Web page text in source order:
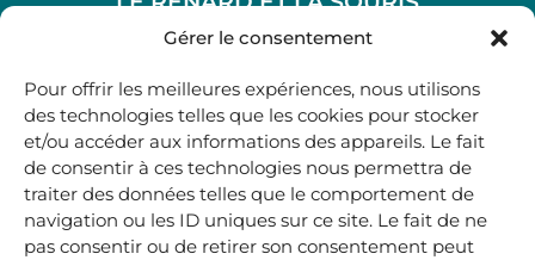
Gérer le consentement
Pour offrir les meilleures expériences, nous utilisons
des technologies telles que les cookies pour stocker
et/ou accéder aux informations des appareils. Le fait
de consentir à ces technologies nous permettra de
traiter des données telles que le comportement de
navigation ou les ID uniques sur ce site. Le fait de ne
pas consentir ou de retirer son consentement peut
48, rue Maubec 33210 LANGON
05 40 41 37 18
.
MARDI AU SAMEDI
10H00-12H45 | 14H00 -19H00